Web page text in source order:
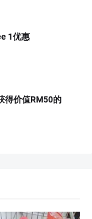
1优惠
得价值RM50的